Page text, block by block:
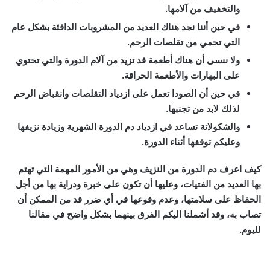
والتخفيف من آلامها.
في حين أننا نجد هناك العديد من المشروبات الدافئة بشكل عام
التي تحمي من تقلصات الرحم.
ولا ننسى أن هناك أطعمة قد تزيد من آلام الدورة والتي تحتوي
على البهارات والأطعمة الحراقة.
في حين أن الصودا تعمل على ازدياد التقلصات وانقباض الرحم
لذلك لابد من تجنبها.
والشكولاتة تساعد في ازدياد دم الدورة الشهرية وزيادة نزيفها
وعليكم توقفها أثناء الدورة.
كيف اعرف دم الدورة من النزيف وهي من الأمور المهمة التي تهتم
بها العديد من الفتيات، وعليها أن تكون على خبرة ودراية بها من أجل
الحفاظ على سلامتها، وعدم وقوعها في أي ضرر قد من الممكن أن
تصاب به، وقد أشملنا اليكم الفرق بينهما بشكل واضح في مقالنا
لليوم.